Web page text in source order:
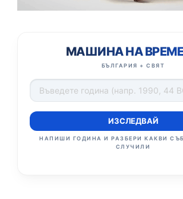
МАШИНА НА
БЪЛГАРИЯ + СВЯТ
ИЗСЛЕДВАЙ
НАПИШИ ГОДИНА И РАЗБЕРИ КАКВИ
СЛУЧИЛИ